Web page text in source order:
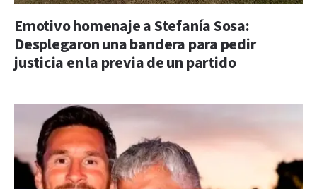
Emotivo homenaje a Stefanía Sosa:
Desplegaron una bandera para pedir
justicia en la previa de un partido